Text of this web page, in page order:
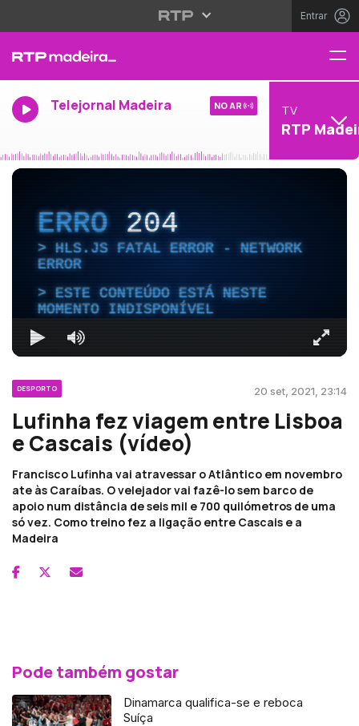
Entrar
Telejornal Madeira NO AR TV
RTP
ERRO204
HLS.JS FATAL ERROR - NETWORK
ERROR
ESTE CONTEÚDO ESTÁ NESTE
MOMENTO INDISPONÍVEL
DESPORTO 20 set, 2021, 23:14
Lufinha fez viagem entre Lisboa
e Cascais (vídeo)
Francisco Lufinha vai atravessar o Atlântico em novembro
ate às Caraíbas. O velejador vai fazê-lo sem barco de
apoio num distância de seis mil e 700 quilómetros de uma
só vez. Como treino fez a ligação entre Cascais e a
Madeira
Pode também gostar
Dinamarca qualifica-se e reboca
Suíça